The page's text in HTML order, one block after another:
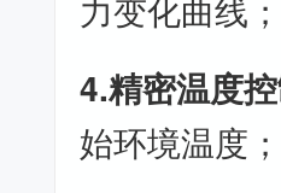
力变化曲线
4.精密温度
始环境温度